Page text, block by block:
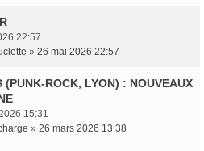
22:57
» 26 mai 2026 22:57
(PUNK-ROCK, LYON) : NOUVEAUX
15:31
» 26 mars 2026 13:38